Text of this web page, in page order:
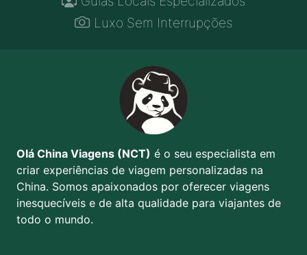
Luxo Sem Interrupções
Olá China Viagens (NCT) é o seu especialista em
criar experiências de viagem personalizadas na
China. Somos apaixonados por oferecer viagens
inesquecíveis e de alta qualidade para viajantes de
todo o mundo.